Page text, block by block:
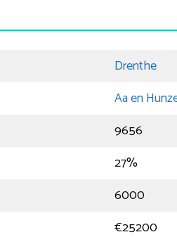
Drenthe
Aa en
9656
27%
6000
€25200